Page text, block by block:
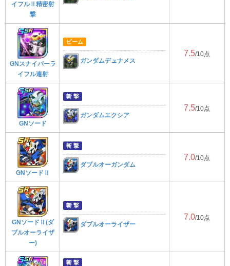
イフルⅡ精密射
撃
GNスナイパーラ
イフル連射
ビーム
ガンダムデュナメス
7.5/10点
GNソード
斬 撃
ガンダムエクシア
7.5/10点
GNソードⅡ
斬 撃
ダブルオーガンダム
7.0/10点
GNソードⅡ(ダ
ブルオーライザ
ー)
斬 撃
ダブルオーライザー
7.0/10点
斬 撃